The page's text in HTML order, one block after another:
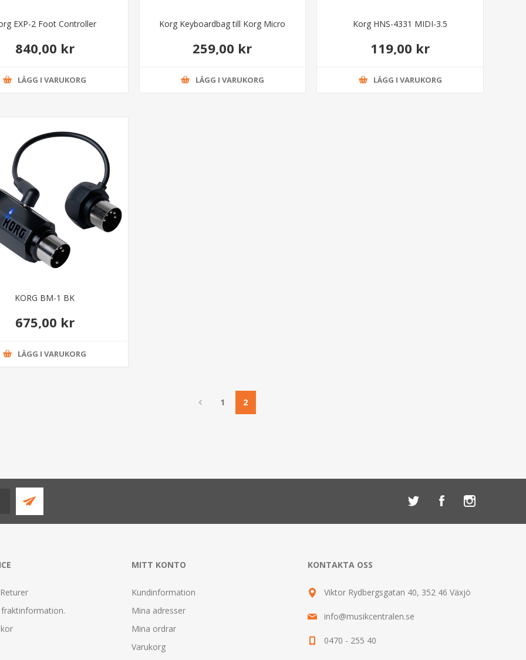
EXP-2 Foot Controller
840,00 kr
LÄGG I VARUKORG
Korg Keyboardbag till Korg Micro
259,00 kr
LÄGG I VARUKORG
Korg HNS-4331 MIDI-3.5
119,00 kr
LÄGG I VARUKORG
KORG BM-1 BK
675,00 kr
LÄGG I VARUKORG
1 2
MITT KONTO
Kundinformation
Mina adresser
Mina ordrar
Varukorg
KONTAKTA OSS
Viktor Rydbergsgatan 40, 352 46 Växjö
info@musikcentralen.se
0470 - 255 40